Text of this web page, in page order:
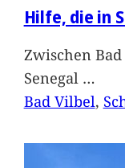
Hilfe, die in
Zwischen
Senegal …
Bad Vilbel,